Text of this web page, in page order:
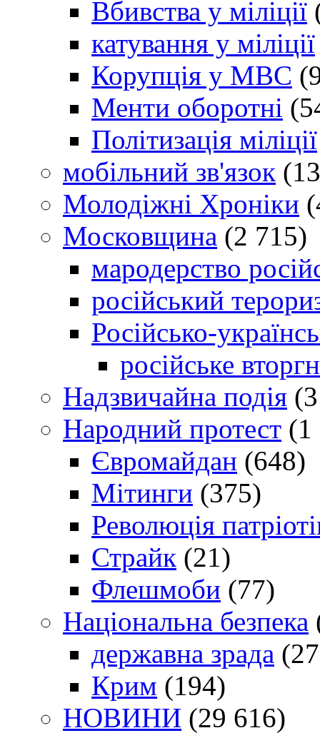
Вбивства у міліції
катування у міліції
Корупція у МВС
Менти оборотні
Політизація міліції
мобільний зв'язок
Молодіжні Хроніки
Московщина (2 715)
мародерство
російський
Російсько-
російське
Надзвичайна подія
Народний протест (1
Євромайдан (648)
Мітинги (375)
Революція
Страйк (21)
Флешмоби (77)
Національна безпека
державна зрада
Крим (194)
НОВИНИ (29 616)